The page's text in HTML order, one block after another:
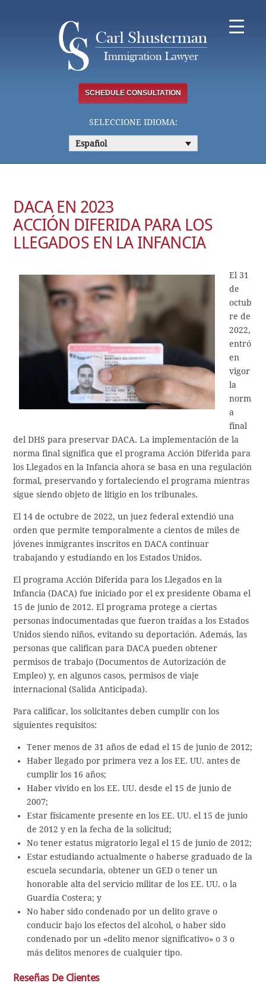
SCHEDULE CONSULTATION
SELECCIONE IDIOMA:
Español
DACA EN 2023
ACCIÓN DIFERIDA PARA LOS
LLEGADOS EN LA INFANCIA
El 31
de
octub
re de
2022,
entró
en
vigor
la
norm
a
final
del DHS para preservar DACA. La implementación de la
norma final significa que el programa Acción Diferida para
los Llegados en la Infancia ahora se basa en una regulación
formal, preservando y fortaleciendo el programa mientras
sigue siendo objeto de litigio en los tribunales.
El 14 de octubre de 2022, un juez federal extendió una
orden que permite temporalmente a cientos de miles de
jóvenes inmigrantes inscritos en DACA continuar
trabajando y estudiando en los Estados Unidos.
El programa Acción Diferida para los Llegados en la
Infancia (DACA) fue iniciado por el ex presidente Obama el
15 de junio de 2012. El programa protege a ciertas
personas indocumentadas que fueron traídas a los Estados
Unidos siendo niños, evitando su deportación. Además, las
personas que califican para DACA pueden obtener
permisos de trabajo (Documentos de Autorización de
Empleo) y, en algunos casos, permisos de viaje
internacional (Salida Anticipada).
Para calificar, los solicitantes deben cumplir con los
siguientes requisitos:
Tener menos de 31 años de edad el 15 de junio de 2012;
Haber llegado por primera vez a los EE. UU. antes de
cumplir los 16 años;
Haber vivido en los EE. UU. desde el 15 de junio de
2007;
Estar físicamente presente en los EE. UU. el 15 de junio
de 2012 y en la fecha de la solicitud;
No tener estatus migratorio legal el 15 de junio de 2012;
Estar estudiando actualmente o haberse graduado de la
escuela secundaria, obtener un GED o tener un
honorable alta del servicio militar de los EE. UU. o la
Guardia Costera; y
No haber sido condenado por un delito grave o
conducir bajo los efectos del alcohol, o haber sido
condenado por un «delito menor significativo» o 3 o
más delitos menores de cualquier tipo.
Reseñas De Clientes